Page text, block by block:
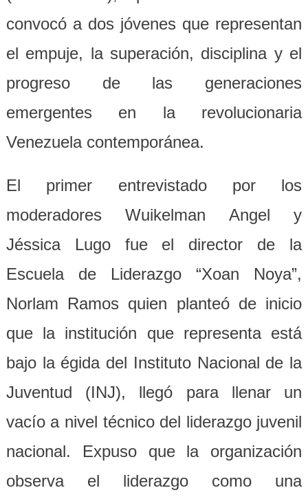
convocó a dos jóvenes que representan
el empuje, la superación, disciplina y el
progreso de las generaciones
emergentes en la revolucionaria
Venezuela contemporánea.
El primer entrevistado por los
moderadores Wuikelman Angel y
Jéssica Lugo fue el director de la
Escuela de Liderazgo “Xoan Noya”,
Norlam Ramos quien planteó de inicio
que la institución que representa está
bajo la égida del Instituto Nacional de la
Juventud (INJ), llegó para llenar un
vacío a nivel técnico del liderazgo juvenil
nacional. Expuso que la organización
observa el liderazgo como una